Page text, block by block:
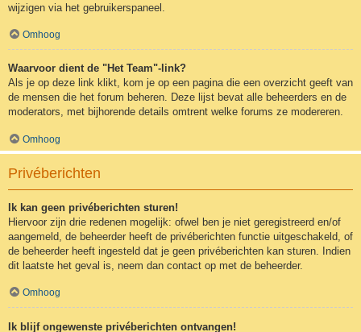
wijzigen via het gebruikerspaneel.
Omhoog
Waarvoor dient de "Het Team"-link?
Als je op deze link klikt, kom je op een pagina die een overzicht geeft van
de mensen die het forum beheren. Deze lijst bevat alle beheerders en de
moderators, met bijhorende details omtrent welke forums ze modereren.
Omhoog
Privéberichten
Ik kan geen privéberichten sturen!
Hiervoor zijn drie redenen mogelijk: ofwel ben je niet geregistreerd en/of
aangemeld, de beheerder heeft de privéberichten functie uitgeschakeld, of
de beheerder heeft ingesteld dat je geen privéberichten kan sturen. Indien
dit laatste het geval is, neem dan contact op met de beheerder.
Omhoog
Ik blijf ongewenste privéberichten ontvangen!